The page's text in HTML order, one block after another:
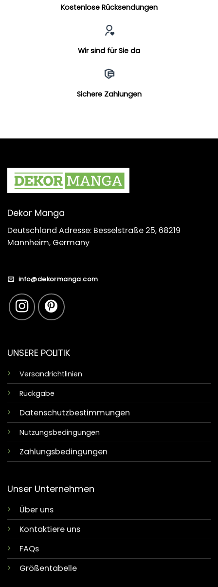
Kostenlose Rücksendungen
Wir sind für Sie da
Sichere Zahlungen
Dekor Manga
Deutschland Adresse: Besselstraße 25, 68219
Mannheim, Germany
info@dekormanga.com
UNSERE POLITIK
Versandrichtlinien
Rückgabe
Datenschutzbestimmungen
Nutzungsbedingungen
Zahlungsbedingungen
Unser Unternehmen
Über uns
Kontaktiere uns
FAQs
Größentabelle